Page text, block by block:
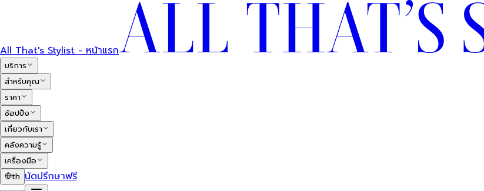
All That's Stylist - หน้าแรก
บริการ
สำหรับคุณ
ราคา
ช้อปปิ้ง
เกี่ยวกับเรา
คลังความรู้
เครื่องมือ
th นัดปรึกษาฟรี